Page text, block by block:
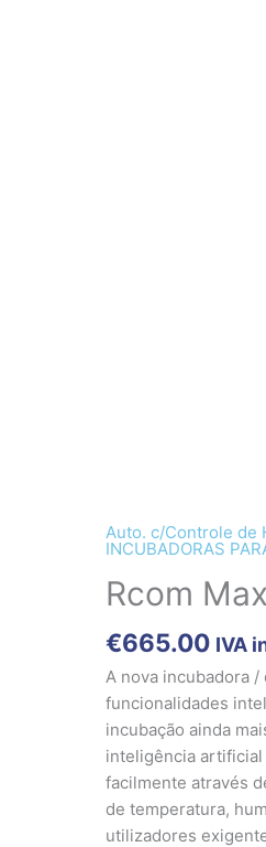
Auto. c/Controle de
INCUBADORAS
Rcom
€665.00 IVA
A nova incubadora /
funcionalidades
incubação ainda
inteligência artificial
facilmente através
de temperatura,
utilizadores
Quantidade
Rcom
50
DO